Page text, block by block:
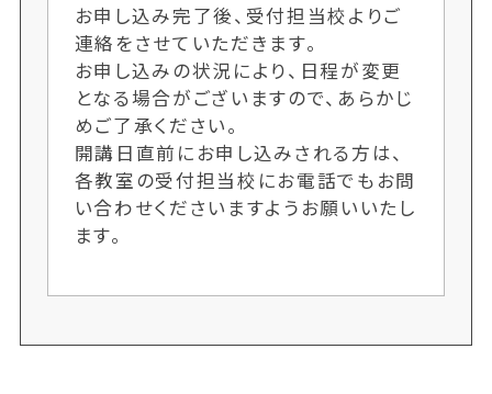
お申し込み完了後、受付担当校よりご
連絡をさせていただきます。
お申し込みの状況により、日程が変更
となる場合がございますので、あらかじ
めご了承ください。
開講日直前にお申し込みされる方は、
各教室の受付担当校にお電話でもお問
い合わせくださいますようお願いいたし
ます。